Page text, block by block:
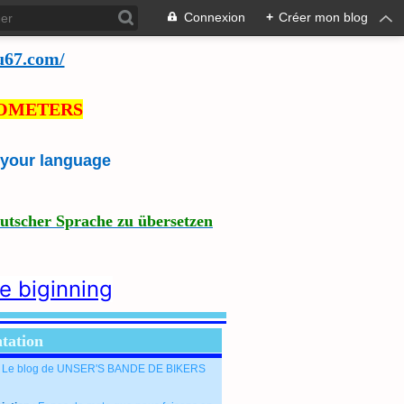
Connexion + Créer mon blog
language
Sprache zu übersetzen
biginning
Le blog de UNSER'S BANDE DE BIKERS